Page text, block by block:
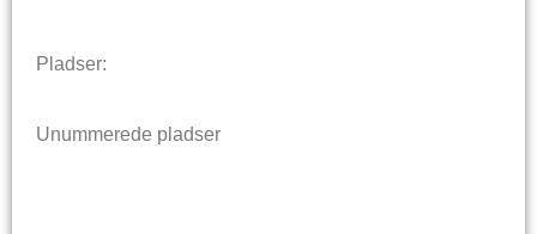
Pladser:
Unummerede pladser